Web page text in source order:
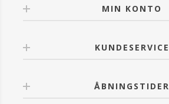
MIN KONTO
KUNDESERVICE
ÅBNINGSTIDER